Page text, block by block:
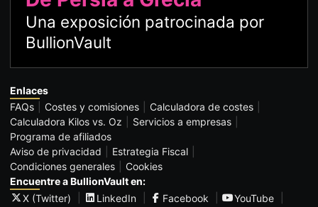
Una exposición patrocinada por
BullionVault
Enlaces
FAQs
Costes y comisiones
Calculadora de costes
Calculadora Kilos vs. Oz
Servicios a empresas
Programa de afiliados
Aviso de privacidad
Estrategia Fiscal
Condiciones generales
Cookies
Encuentre a BullionVault en:
X (Twitter)
LinkedIn Facebook
YouTube